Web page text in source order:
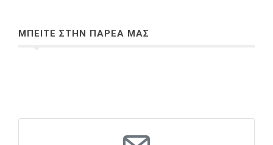
ΜΠΕΙΤΕ ΣΤΗΝ ΠΑΡΕΑ ΜΑΣ